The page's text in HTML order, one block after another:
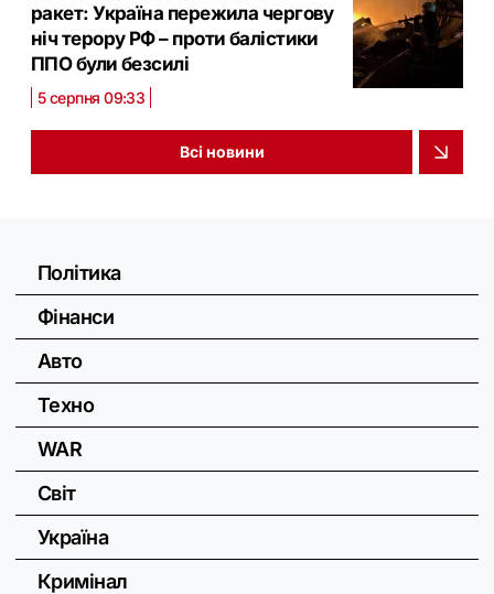
ракет: Україна пережила чергову
ніч терору РФ – проти балістики
ППО були безсилі
5 серпня 09:33
Всі новини
Політика
Фінанси
Авто
Техно
WAR
Світ
Україна
Кримінал